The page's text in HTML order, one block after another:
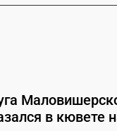
в кювете